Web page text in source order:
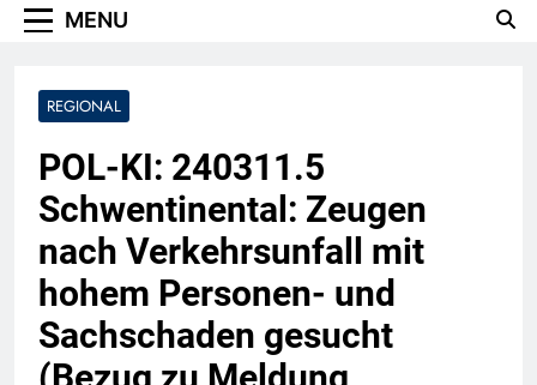
MENU
REGIONAL
POL-KI: 240311.5
Schwentinental: Zeugen
nach Verkehrsunfall mit
hohem Personen- und
Sachschaden gesucht